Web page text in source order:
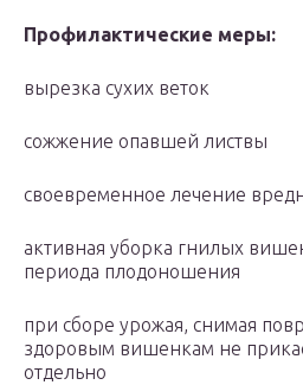
Профилактические меры:
вырезка сухих веток
сожжение опавшей листвы
своевременное лечение
активная уборка гнилых
периода плодоношения
при сборе урожая, снимая
здоровым вишенкам не
отдельно